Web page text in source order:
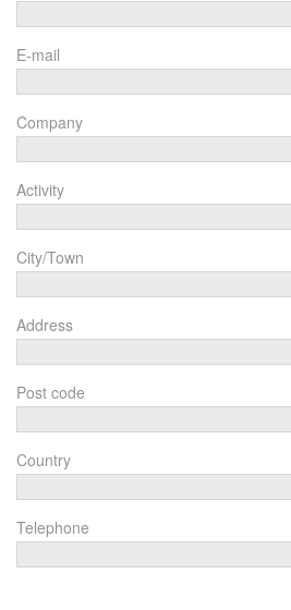
E-mail
Company
Activity
City/Town
Address
Post code
Country
Telephone